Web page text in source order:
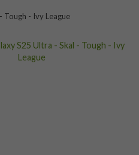
Tough - Ivy League